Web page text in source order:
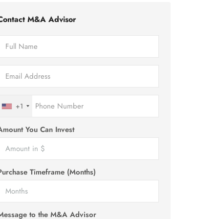
M&A Advisor
+1
You Can Invest
Timeframe (Months)
to the M&A Advisor